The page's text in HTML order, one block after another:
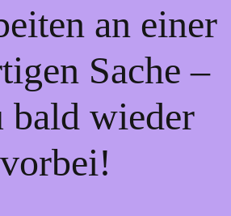
an einer
Sache –
bald wieder
vorbei!